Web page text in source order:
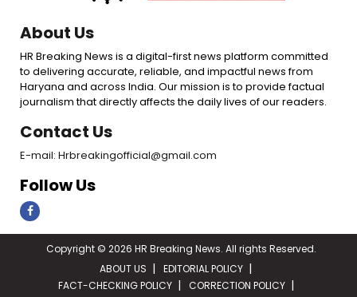
About Us
HR Breaking News is a digital-first news platform committed
to delivering accurate, reliable, and impactful news from
Haryana and across India. Our mission is to provide factual
journalism that directly affects the daily lives of our readers.
Contact Us
E-mail: Hrbreakingofficial@gmail.com
Follow Us
Copyright © 2026 HR Breaking News. All rights Reserved.
ABOUT US
EDITORIAL POLICY
FACT-CHECKING POLICY
CORRECTION POLICY